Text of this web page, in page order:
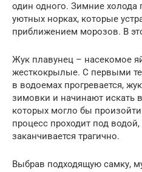
один одного. Зимние
уютных норках, которые
приближением морозов. В
Жук плавунец – насекомое
жесткокрылые. С первыми
в водоемах прогревается,
зимовки и начинают искать
которых могло бы
процесс проходит под
заканчивается трагично.
Выбрав подходящую самку,